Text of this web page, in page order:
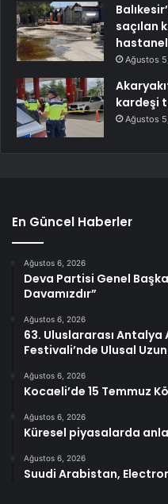
saçılan
Ağustos
kardeşi
Ağustos
En Güncel Haberler
Ağustos 6, 2026
Deva Partisi Genel
Davamızdır”
Ağustos 6, 2026
63. Uluslararası Antalya
Festivali’nde Ulusal
Ağustos 6, 2026
Kocaeli’de 15 Temmuz
Ağustos 6, 2026
Küresel piyasalarda
Ağustos 6, 2026
Suudi Arabistan,